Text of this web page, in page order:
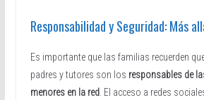
Responsabilidad y Seguridad: Más
Es importante que las familias recuerden
padres y tutores son los responsables de
menores en la red. El acceso a redes